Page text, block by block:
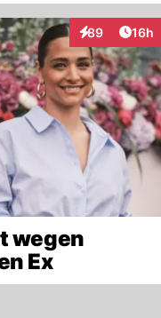
89
Interaktionen
16h
wegen
Ex